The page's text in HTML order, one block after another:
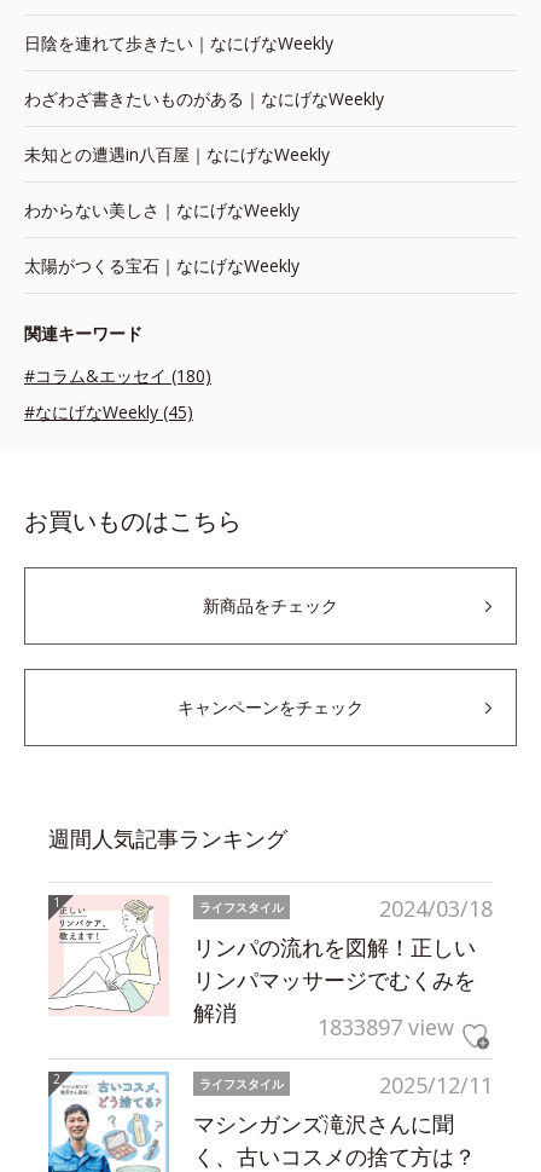
日陰を連れて歩きたい｜なにげなWeekly
わざわざ書きたいものがある｜なにげなWeekly
未知との遭遇in八百屋｜なにげなWeekly
わからない美しさ｜なにげなWeekly
太陽がつくる宝石｜なにげなWeekly
関連キーワード
#コラム&エッセイ (180)
#なにげなWeekly (45)
お買いものはこちら
新商品をチェック
キャンペーンをチェック
週間人気記事ランキング
2024/03/18
ライフスタイル
リンパの流れを図解！正しい
リンパマッサージでむくみを
解消
1833897 view
2025/12/11
ライフスタイル
マシンガンズ滝沢さんに聞
く、古いコスメの捨て方は？